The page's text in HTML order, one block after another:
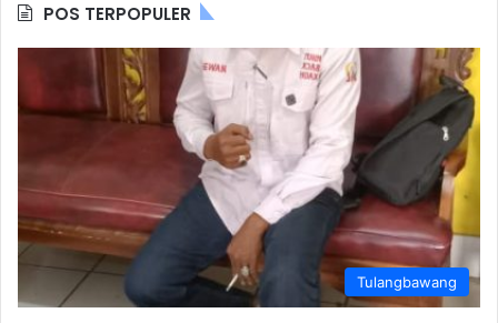
POS TERPOPULER
Tulangbawang